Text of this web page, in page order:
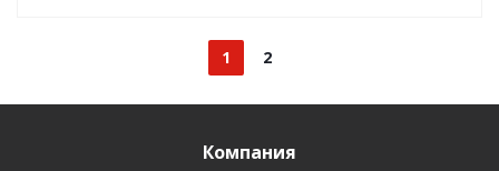
1 2
Компания